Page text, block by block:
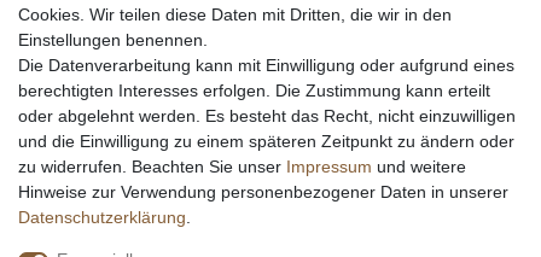
Stahlarten
Rockwell Härte
Messerarten
Klingenformen
Holzarten
Impressum Daten­schutz­erklärung AGB
Cookies. Wir teilen diese Daten mit Dritten, die wir in den
Einstellungen benennen.
Die Datenverarbeitung kann mit Einwilligung oder aufgrund eines
berechtigten Interesses erfolgen. Die Zustimmung kann erteilt
oder abgelehnt werden. Es besteht das Recht, nicht einzuwilligen
und die Einwilligung zu einem späteren Zeitpunkt zu ändern oder
zu widerrufen. Beachten Sie unser Impressum und weitere
Hinweise zur Verwendung personenbezogener Daten in unserer
Daten­schutz­erklärung